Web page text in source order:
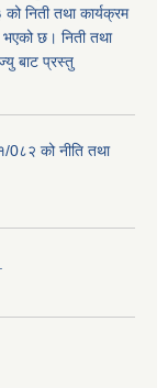
निती तथा कार्यक्रम
भएको छ। निती तथा
बाट प्रस्तु
0८२ को नीति तथा